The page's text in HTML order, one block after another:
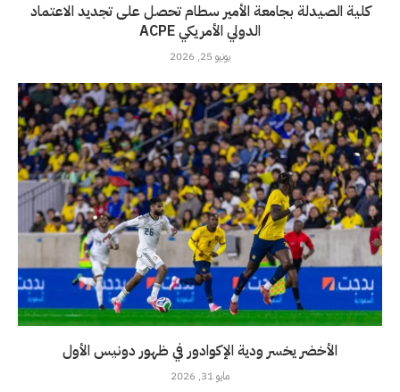
كلية الصيدلة بجامعة الأمير سطام تحصل على تجديد الاعتماد
الدولي الأمريكي ACPE
يونيو 25, 2026
الأخضر يخسر ودية الإكوادور في ظهور دونيس الأول
مايو 31, 2026